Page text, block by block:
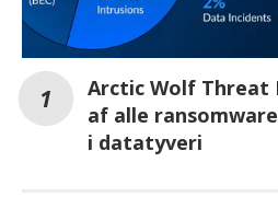
Arctic Wolf Threat
af alle
i datatyveri